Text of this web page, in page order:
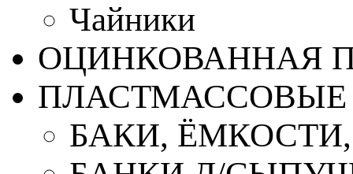
Чайники
ОЦИНКОВАННАЯ
ПЛАСТМАССОВЫЕ
БАКИ,